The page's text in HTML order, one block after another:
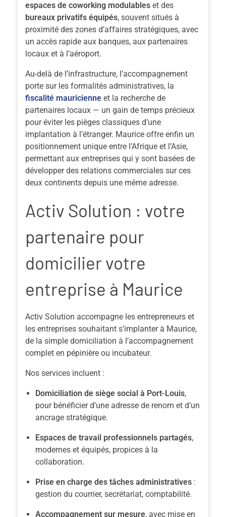
espaces de coworking modulables et des
bureaux privatifs équipés, souvent situés à
proximité des zones d’affaires stratégiques, avec
un accès rapide aux banques, aux partenaires
locaux et à l’aéroport.
Au-delà de l’infrastructure, l’accompagnement
porte sur les formalités administratives, la
fiscalité mauricienne et la recherche de
partenaires locaux — un gain de temps précieux
pour éviter les pièges classiques d’une
implantation à l’étranger. Maurice offre enfin un
positionnement unique entre l’Afrique et l’Asie,
permettant aux entreprises qui y sont basées de
développer des relations commerciales sur ces
deux continents depuis une même adresse.
Activ Solution : votre
partenaire pour
domicilier votre
entreprise à Maurice
Activ Solution accompagne les entrepreneurs et
les entreprises souhaitant s’implanter à Maurice,
de la simple domiciliation à l’accompagnement
complet en pépinière ou incubateur.
Nos services incluent :
Domiciliation de siège social à Port-Louis,
pour bénéficier d’une adresse de renom et d’un
ancrage stratégique.
Espaces de travail professionnels partagés,
modernes et équipés, propices à la
collaboration.
Prise en charge des tâches administratives :
gestion du courrier, secrétariat, comptabilité.
Accompagnement sur mesure, avec mise en